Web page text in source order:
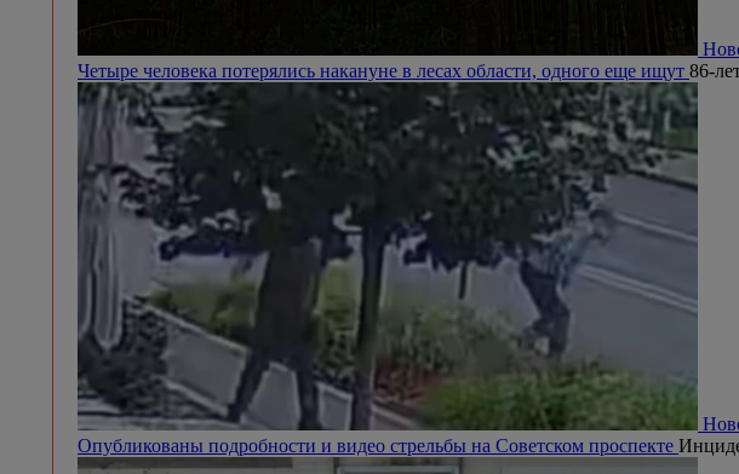
Четыре человека потерялись накануне в лесах области, одного еще ищут 86-
Опубликованы подробности и видео стрельбы на Советском проспекте